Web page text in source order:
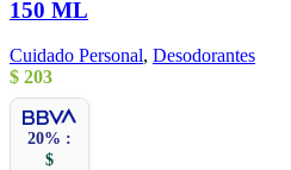
150 ML
Cuidado Personal, Desodorantes
$ 203
20% :
$